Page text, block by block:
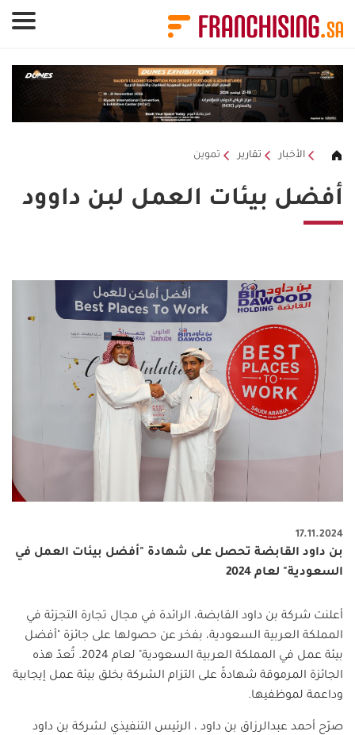
الأخبار تقارير تموين
أفضل بيئات العمل لبن داوود
17.11.2024
بن داود القابضة تحصل على شهادة "أفضل بيئات العمل في
السعودية" لعام 2024
أعلنت شركة بن داود القابضة، الرائدة في مجال تجارة التجزئة في
المملكة العربية السعودية، بفخر عن حصولها على جائزة "أفضل
بيئة عمل في المملكة العربية السعودية" لعام 2024. تُعدّ هذه
الجائزة المرموقة شهادةً على التزام الشركة بخلق بيئة عمل إيجابية
وداعمة لموظفيها.
صرّح أحمد عبدالرزاق بن داود ، الرئيس التنفيذي لشركة بن داود
لوحة إدارة ملفات تعريف الارتباط